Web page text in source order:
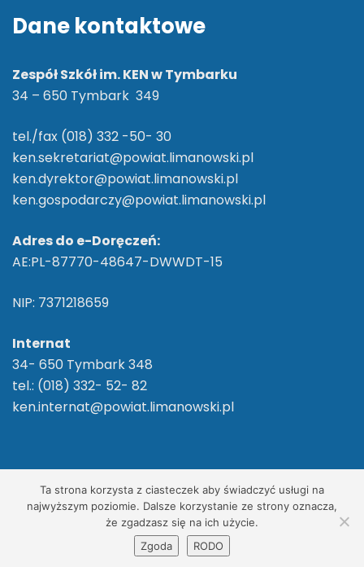
Dane kontaktowe
Zespół Szkół im. KEN w Tymbarku
34 – 650 Tymbark 349
tel./fax (018) 332 -50- 30
ken.sekretariat@powiat.limanowski.pl
ken.dyrektor@powiat.limanowski.pl
ken.gospodarczy@powiat.limanowski.pl
Adres do e-Doręczeń:
AE:PL-87770-48647-DWWDT-15
NIP: 7371218659
Internat
34- 650 Tymbark 348
tel.: (018) 332- 52- 82
ken.internat@powiat.limanowski.pl
ZS im. Komisji Edukacji Narodowej w
Tymbarku/ Wszelkie Prawa Zastrzeżone
Realizacja, wdrożenie:Net-Factory
Ta strona korzysta z ciasteczek aby świadczyć usługi na
najwyższym poziomie. Dalsze korzystanie ze strony oznacza,
że zgadzasz się na ich użycie.
Zgoda
RODO